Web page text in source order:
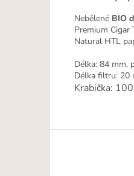
Nebělené BIO
Premium Cigar
Natural HTL
Délka: 84 mm,
Délka filtru: 20
Krabička: